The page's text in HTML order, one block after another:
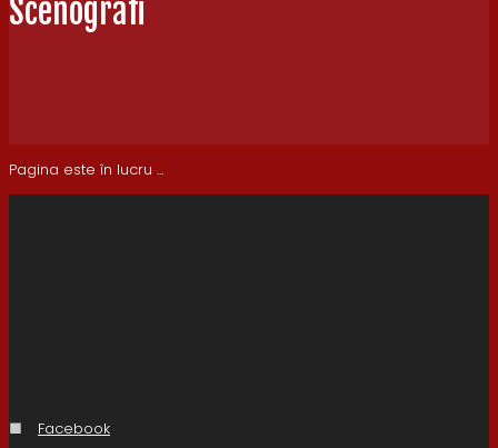
Scenografi
Pagina este în lucru ...
■
Facebook